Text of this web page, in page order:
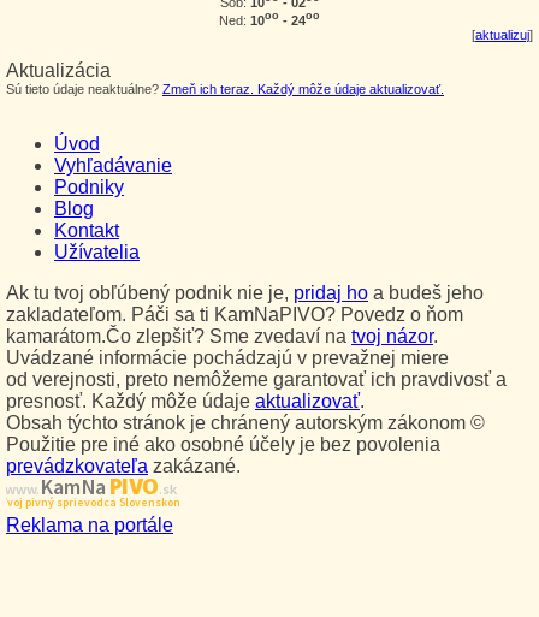
Ned: 10oo - 24oo
[aktualizuj]
Aktualizácia
Sú tieto údaje neaktuálne? Zmeň ich teraz. Každý môže údaje aktualizovať.
Úvod
Vyhľadávanie
Podniky
Blog
Kontakt
Užívatelia
Ak tu tvoj obľúbený podnik nie je, pridaj ho a budeš jeho
zakladateľom. Páči sa ti KamNaPIVO? Povedz o ňom
kamarátom.Čo zlepšiť? Sme zvedaví na tvoj názor.
Uvádzané informácie pochádzajú v prevažnej miere
od verejnosti, preto nemôžeme garantovať ich pravdivosť a
presnosť. Každý môže údaje aktualizovať.
Obsah týchto stránok je chránený autorským zákonom ©
Použitie pre iné ako osobné účely je bez povolenia
prevádzkovateľa zakázané.
www.Kam NaPIVO.sk
Tvoj pivný sprievodca Slovenskom
Reklama na portále